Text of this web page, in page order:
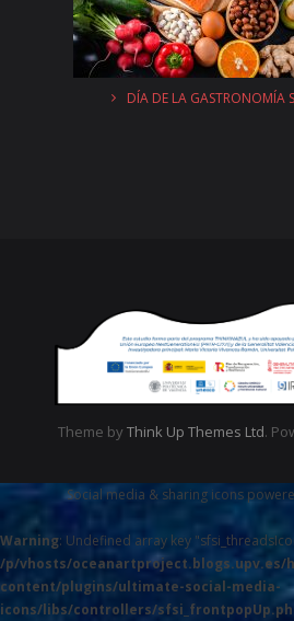
DÍA DE LA GASTRONOMÍA
Theme by Think Up Themes Ltd.
Social media & sharing icons
Warning: Undefined array key
/p/vhosts/oceanartproject.blogs.upv.es/
content/plugins/ultimate-social-media-
icons/libs/controllers/